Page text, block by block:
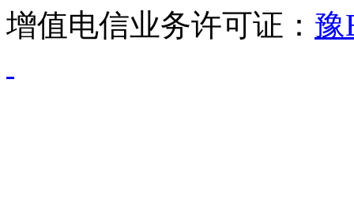
增值电信业务许可证： 豫